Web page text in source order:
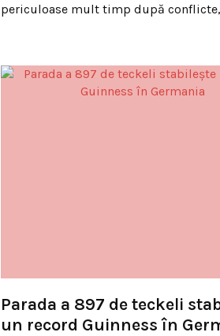
periculoase mult timp după conflicte,
Parada a 897 de teckeli
un record Guinness în